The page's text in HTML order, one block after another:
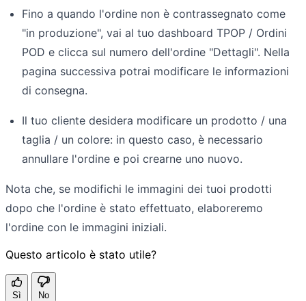
Fino a quando l'ordine non è contrassegnato come
"in produzione", vai al tuo dashboard TPOP / Ordini
POD e clicca sul numero dell'ordine "Dettagli". Nella
pagina successiva potrai modificare le informazioni
di consegna.
Il tuo cliente desidera modificare un prodotto / una
taglia / un colore: in questo caso, è necessario
annullare l'ordine e poi crearne uno nuovo.
Nota che, se modifichi le immagini dei tuoi prodotti
dopo che l'ordine è stato effettuato, elaboreremo
l'ordine con le immagini iniziali.
Questo articolo è stato utile?
Sì No